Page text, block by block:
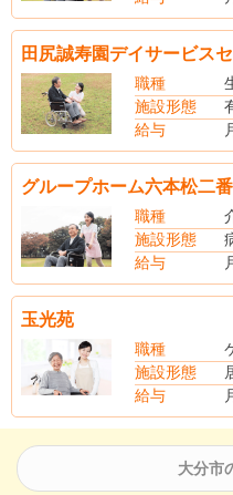
田尻誠寿園デイサービス
職種
施設形態
給与
グループホーム六本松二
職種
施設形態
給与
玉光苑
職種
施設形態
給与
大分市